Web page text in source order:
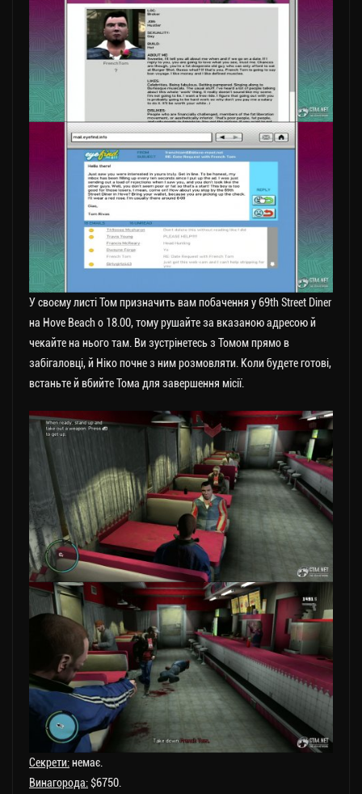
У своєму листі Том призначить вам побачення у 69th Street Diner
на Hove Beach о 18.00, тому рушайте за вказаною адресою й
чекайте на нього там. Ви зустрінетесь з Томом прямо в
забігаловці, й Ніко почне з ним розмовляти. Коли будете готові,
встаньте й вбийте Тома для завершення місії.
Секрети:немає.
Винагорода:$6750.